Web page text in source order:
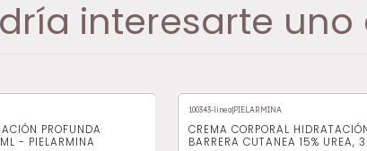
interesarte uno
PROFUNDA
- PIELARMINA
100343-linea PIELARMINA
CREMA CORPORAL
BARRERA CUTANEA 15% UREA,